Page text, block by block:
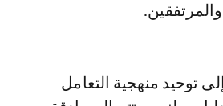
منهجية التعامل